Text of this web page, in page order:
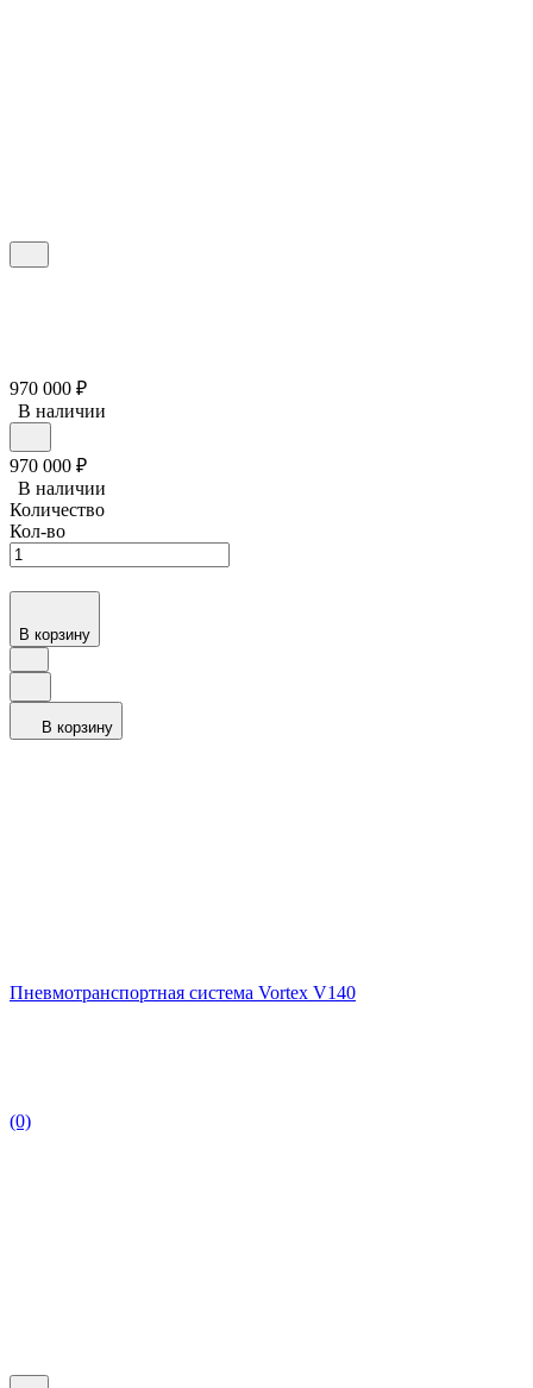
970 000 ₽
В наличии
970 000 ₽
В наличии
Количество
Кол-во
В корзину
В корзину
Пневмотранспортная система Vortex V140
(0)